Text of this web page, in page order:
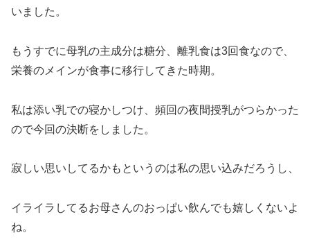
いました。
もうすでに母乳の主成分は糖分、離乳食は3回食なので、
栄養のメインが食事に移行してきた時期。
私は添い乳での寝かしつけ、頻回の夜間授乳がつらかった
ので今回の決断をしました。
寂しい思いしてるかもというのは私の思い込みだろうし、
イライラしてるお母さんのおっぱい飲んでも嬉しくないよ
ね。